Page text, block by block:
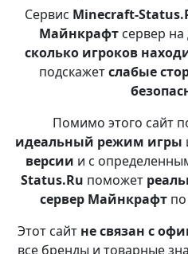
Сервис Minecraft-
Майнкрафтсервер на
сколько игроков
подскажетслабые
Помимо этого сайт
идеальный режим игры
версии и с
Status.Ru поможет
сервер Майнкрафт
Этот сайт не связан с
все бренды и товарные